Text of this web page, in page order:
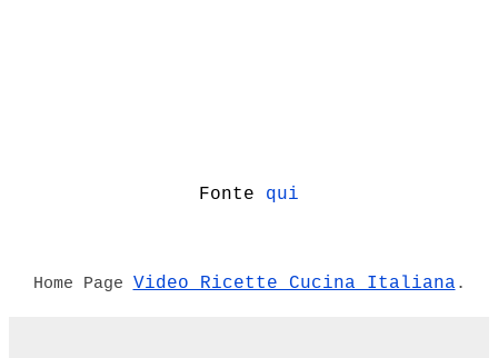
Fonte qui
Home Page Video Ricette Cucina Italiana .